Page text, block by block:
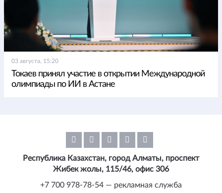
03 августа, 15:20
Токаев принял участие в открытии Международной
олимпиады по ИИ в Астане
Республика Казахстан, город Алматы, проспект
Жибек жолы, 115/46, офис 306
+7 700 978-78-54 — рекламная служба